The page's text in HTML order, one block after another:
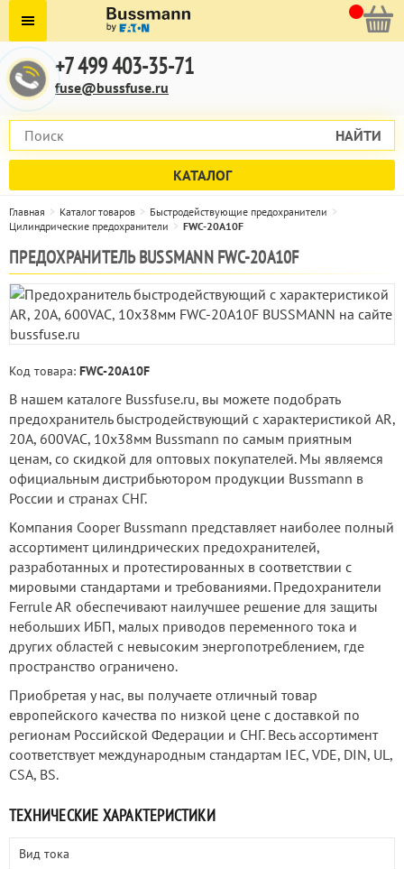
+7 499 403-35-71
fuse@bussfuse.ru
НАЙТИ
КАТАЛОГ
Главная Каталог товаров
Быстродействующие предохранители
Цилиндрические предохранители
FWC-20A10F
ПРЕДОХРАНИТЕЛЬ BUSSMANN FWC-20A10F
Код товара: FWC-20A10F
В нашем каталоге Bussfuse.ru, вы можете подобрать
предохранитель быстродействующий с характеристикой AR,
20А, 600VAC, 10x38мм Bussmann по самым приятным
ценам, со скидкой для оптовых покупателей. Мы являемся
официальным дистрибьютором продукции Bussmann в
России и странах СНГ.
Компания Cooper Bussmann представляет наиболее полный
ассортимент цилиндрических предохранителей,
разработанных и протестированных в соответствии с
мировыми стандартами и требованиями. Предохранители
Ferrule AR обеспечивают наилучшее решение для защиты
небольших ИБП, малых приводов переменного тока и
других областей с невысоким энергопотреблением, где
пространство ограничено.
Приобретая у нас, вы получаете отличный товар
европейского качества по низкой цене с доставкой по
регионам Российской Федерации и СНГ. Весь ассортимент
соответствует международным стандартам IEC, VDE, DIN, UL,
CSA, BS.
ТЕХНИЧЕСКИЕ ХАРАКТЕРИСТИКИ
Вид тока